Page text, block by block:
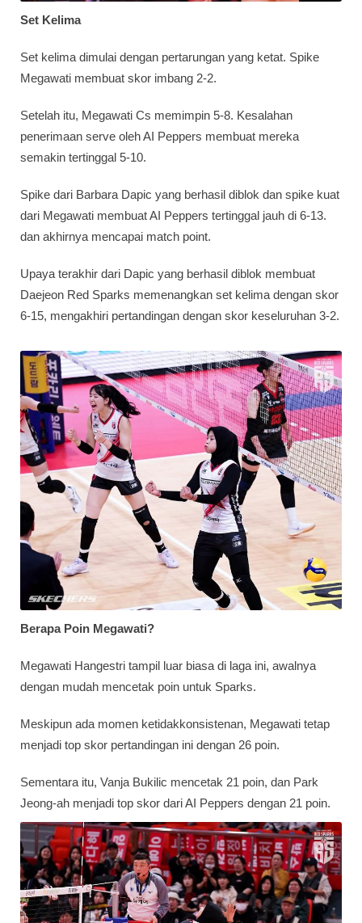
Set Kelima
Set kelima dimulai dengan pertarungan yang ketat. Spike
Megawati membuat skor imbang 2-2.
Setelah itu, Megawati Cs memimpin 5-8. Kesalahan
penerimaan serve oleh AI Peppers membuat mereka
semakin tertinggal 5-10.
Spike dari Barbara Dapic yang berhasil diblok dan spike kuat
dari Megawati membuat AI Peppers tertinggal jauh di 6-13.
dan akhirnya mencapai match point.
Upaya terakhir dari Dapic yang berhasil diblok membuat
Daejeon Red Sparks memenangkan set kelima dengan skor
6-15, mengakhiri pertandingan dengan skor keseluruhan 3-2.
Berapa Poin Megawati?
Megawati Hangestri tampil luar biasa di laga ini, awalnya
dengan mudah mencetak poin untuk Sparks.
Meskipun ada momen ketidakkonsistenan, Megawati tetap
menjadi top skor pertandingan ini dengan 26 poin.
Sementara itu, Vanja Bukilic mencetak 21 poin, dan Park
Jeong-ah menjadi top skor dari AI Peppers dengan 21 poin.